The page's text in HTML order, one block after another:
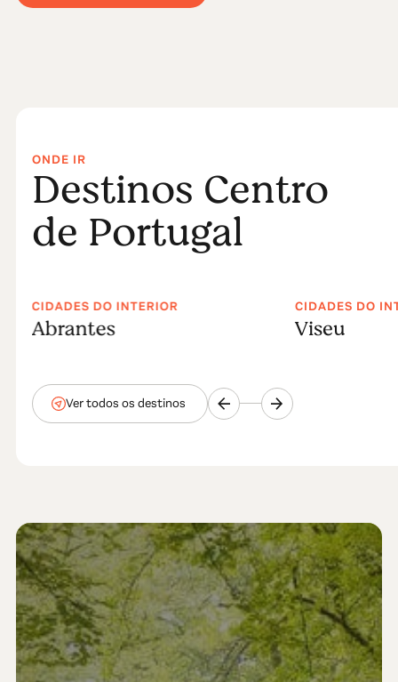
ONDE IR
Destinos Centro
de Portugal
CIDADES DO INTERIOR
Abrantes
CIDADES DO
Viseu
Ver todos os destinos